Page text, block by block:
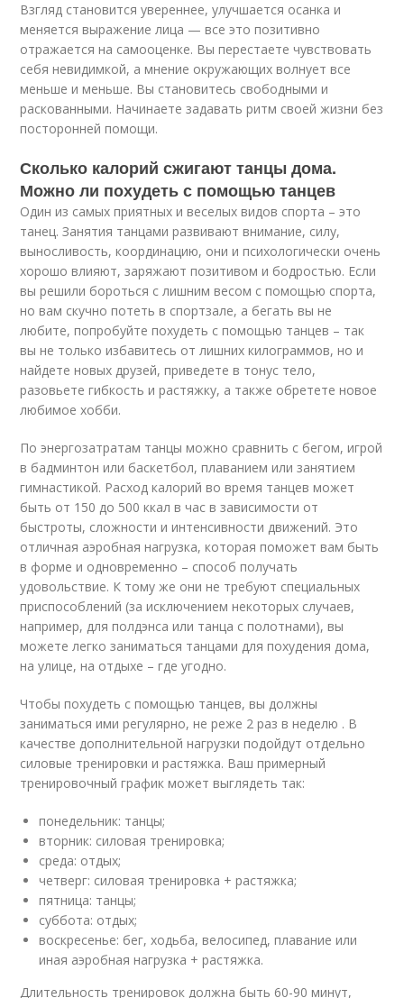
Взгляд становится увереннее, улучшается осанка и
меняется выражение лица — все это позитивно
отражается на самооценке. Вы перестаете чувствовать
себя невидимкой, а мнение окружающих волнует все
меньше и меньше. Вы становитесь свободными и
раскованными. Начинаете задавать ритм своей жизни без
посторонней помощи.
Сколько калорий сжигают танцы дома.
Можно ли похудеть с помощью танцев
Один из самых приятных и веселых видов спорта – это
танец. Занятия танцами развивают внимание, силу,
выносливость, координацию, они и психологически очень
хорошо влияют, заряжают позитивом и бодростью. Если
вы решили бороться с лишним весом с помощью спорта,
но вам скучно потеть в спортзале, а бегать вы не
любите, попробуйте похудеть с помощью танцев – так
вы не только избавитесь от лишних килограммов, но и
найдете новых друзей, приведете в тонус тело,
разовьете гибкость и растяжку, а также обретете новое
любимое хобби.
По энергозатратам танцы можно сравнить с бегом, игрой
в бадминтон или баскетбол, плаванием или занятием
гимнастикой. Расход калорий во время танцев может
быть от 150 до 500 ккал в час в зависимости от
быстроты, сложности и интенсивности движений. Это
отличная аэробная нагрузка, которая поможет вам быть
в форме и одновременно – способ получать
удовольствие. К тому же они не требуют специальных
приспособлений (за исключением некоторых случаев,
например, для полдэнса или танца с полотнами), вы
можете легко заниматься танцами для похудения дома,
на улице, на отдыхе – где угодно.
Чтобы похудеть с помощью танцев, вы должны
заниматься ими регулярно, не реже 2 раз в неделю . В
качестве дополнительной нагрузки подойдут отдельно
силовые тренировки и растяжка. Ваш примерный
тренировочный график может выглядеть так:
понедельник: танцы;
вторник: силовая тренировка;
среда: отдых;
четверг: силовая тренировка + растяжка;
пятница: танцы;
суббота: отдых;
воскресенье: бег, ходьба, велосипед, плавание или
иная аэробная нагрузка + растяжка.
Длительность тренировок должна быть 60-90 минут,